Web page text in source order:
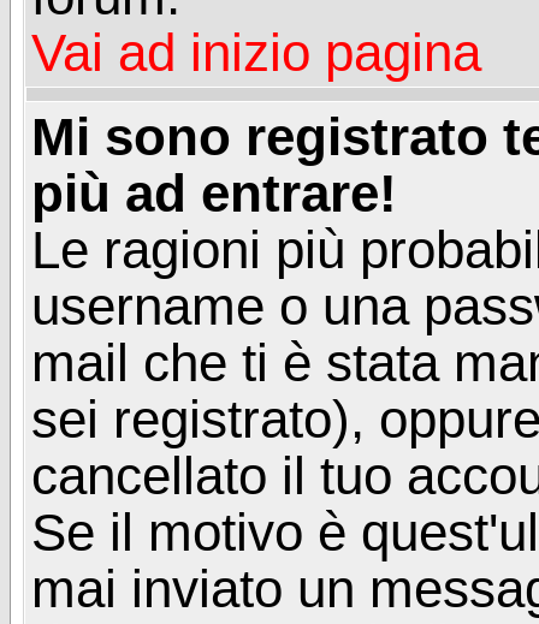
Vai ad inizio pagina
Mi sono registrato
più ad entrare!
Le ragioni più
username o una
mail che ti è stata
sei registrato),
cancellato il tuo
Se il motivo è
mai inviato un